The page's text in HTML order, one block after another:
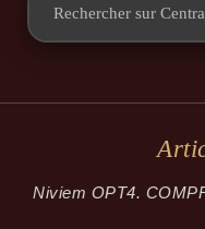
Niviem OPT4.